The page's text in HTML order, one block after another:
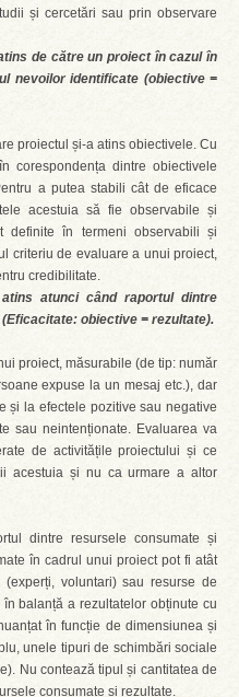
și cercetări sau prin observare
de către un proiect în cazul în
nevoilor identificate (obiective =
proiectul și-a atins obiectivele. Cu
corespondența dintre obiectivele
a putea stabili cât de eficace
acestuia să fie observabile și
definite în termeni observabili și
criteriu de evaluare a unui proiect,
credibilitate.
atunci când raportul dintre
obiective = rezultate).
proiect, măsurabile (de tip: număr
expuse la un mesaj etc.), dar
și la efectele pozitive sau negative
sau neintenționate. Evaluarea va
de activitățile proiectului și ce
acestuia și nu ca urmare a altor
dintre resursele consumate și
în cadrul unui proiect pot fi atât
voluntari) sau resurse de
balanță a rezultatelor obținute cu
în funcție de dimensiunea și
unele tipuri de schimbări sociale
Nu contează tipul și cantitatea de
consumate și rezultate.